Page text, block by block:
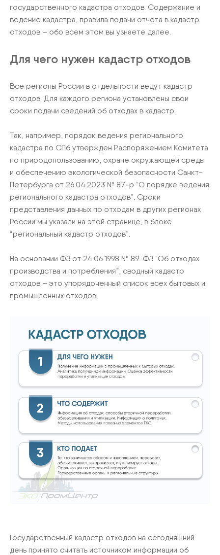
государственного кадастра отходов. Содержание и
ведение кадастра, правила подачи отчета в кадастр
отходов – обо всем этом вы узнаете далее.
Для чего нужен кадастр отходов
Все регионы России в отдельности ведут кадастр
отходов. Для каждого региона установлены свои
сроки подачи сведений об отходах в кадастр.
Так, например, порядок ведения регионального
кадастра по СПб утвержден Распоряжением Комитета
по природопользованию, охране окружающей среды
и обеспечению экологической безопасности Санкт-
Петербурга от 26.04.2023 № 87-р “О порядке ведения
регионального кадастра отходов”. Сроки
представления данных по отходам в других регионах
России мы указали на этой странице, в блоке
“региональный кадастр отходов”.
На основании ФЗ от 24.06.1998 № 89-ФЗ “Об отходах
производства и потребления”, сводный кадастр
отходов – это упорядоченный список всех бытовых и
промышленных отходов.
Государственный кадастр отходов на сегодняшний
день принято считать источником информации об